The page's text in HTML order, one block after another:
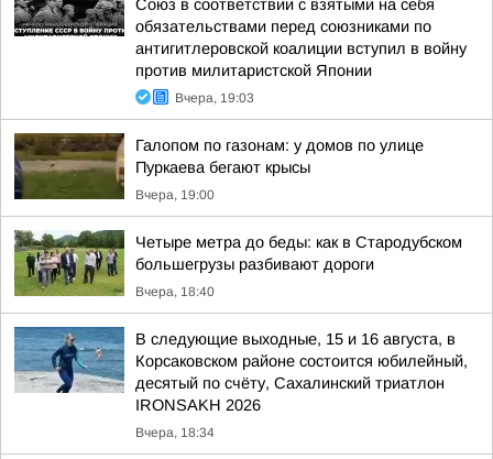
Союз в соответствии с взятыми на себя
обязательствами перед союзниками по
антигитлеровской коалиции вступил в войну
против милитаристской Японии
Вчера, 19:03
Галопом по газонам: у домов по улице
Пуркаева бегают крысы
Вчера, 19:00
Четыре метра до беды: как в Стародубском
большегрузы разбивают дороги
Вчера, 18:40
В следующие выходные, 15 и 16 августа, в
Корсаковском районе состоится юбилейный,
десятый по счёту, Сахалинский триатлон
IRONSAKH 2026
Вчера, 18:34